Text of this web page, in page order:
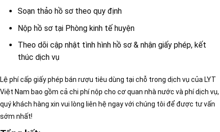
Soạn thảo hồ sơ theo quy định
Nộp hồ sơ tại Phòng kinh tế huyện
Theo dõi cập nhật tình hình hồ sơ & nhận giấy phép, kết
thúc dịch vụ
Lệ phí cấp giấy phép bán rượu tiêu dùng tại chỗ trong dịch vụ của LYT
Việt Nam bao gồm cả chi phí nộp cho cơ quan nhà nước và phí dịch vụ,
quý khách hàng xin vui lòng liên hệ ngay với chúng tôi để được tư vấn
sớm nhất!